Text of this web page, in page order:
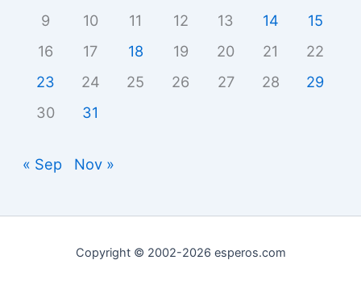
9
10 11 12 13 14
15
16
17 18 19 20 21
22
23
24 25 26 27 28
29
30
31
« Sep Nov »
Copyright © 2002-2026 esperos.com